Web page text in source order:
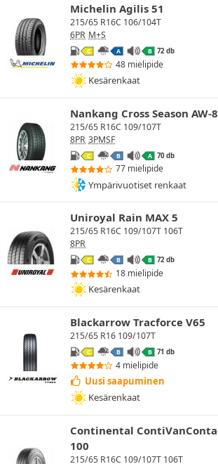
Michelin Agilis 51
215/65 R16C 106/104T
6PR M+S
C A B 72 db
48 mielipide
Kesärenkaat
Nankang Cross Season AW-8
215/65 R16C 109/107T
8PR 3PMSF
C B A 70 db
77 mielipide
Ympärivuotiset renkaat
Uniroyal Rain MAX 5
215/65 R16C 109/107T 106T
8PR
C B B 72 db
18 mielipide
Kesärenkaat
Blackarrow Tracforce V65
215/65 R16 109/107T
C B B 71 db
4 mielipide
Uusi saapuminen
Kesärenkaat
Continental
100
215/65 R16C 109/107T 106T